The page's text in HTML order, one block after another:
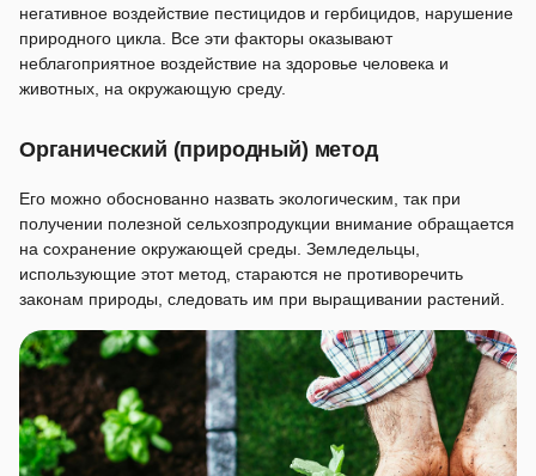
негативное воздействие пестицидов и гербицидов, нарушение
природного цикла. Все эти факторы оказывают
неблагоприятное воздействие на здоровье человека и
животных, на окружающую среду.
Органический (природный) метод
Его можно обоснованно назвать экологическим, так при
получении полезной сельхозпродукции внимание обращается
на сохранение окружающей среды. Земледельцы,
использующие этот метод, стараются не противоречить
законам природы, следовать им при выращивании растений.